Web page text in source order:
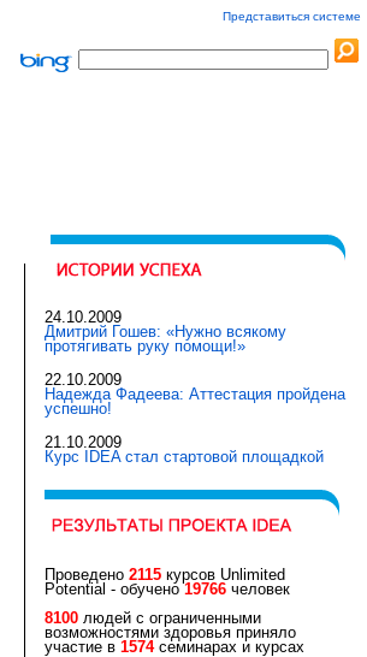
Представиться системе
24.10.2009
Дмитрий Гошев: «Нужно всякому
протягивать руку помощи!»
22.10.2009
Надежда Фадеева: Аттестация пройдена
успешно!
21.10.2009
Курс IDEA стал стартовой площадкой
Проведено 2115 курсов Unlimited
Potential - обучено19766 человек
8100 людей с ограниченными
возможностями здоровья приняло
участие в 1574семинарах и курсах